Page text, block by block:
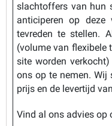
slachtoffers van hun
anticiperen op deze
tevreden te stellen.
(volume van flexibele
site worden
ons op te nemen. Wij
prijs en de levertijd
Vind al ons advies op